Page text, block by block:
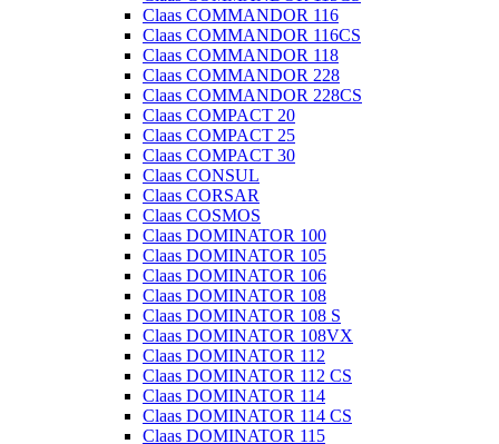
Claas COMMANDOR 116
Claas COMMANDOR 116CS
Claas COMMANDOR 118
Claas COMMANDOR 228
Claas COMMANDOR 228CS
Claas COMPACT 20
Claas COMPACT 25
Claas COMPACT 30
Claas CONSUL
Claas CORSAR
Claas COSMOS
Claas DOMINATOR 100
Claas DOMINATOR 105
Claas DOMINATOR 106
Claas DOMINATOR 108
Claas DOMINATOR 108 S
Claas DOMINATOR 108VX
Claas DOMINATOR 112
Claas DOMINATOR 112 CS
Claas DOMINATOR 114
Claas DOMINATOR 114 CS
Claas DOMINATOR 115